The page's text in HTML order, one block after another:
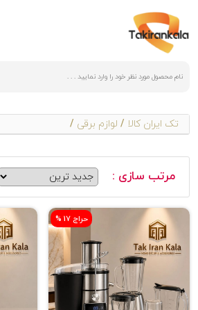
تک ایران کالا / لوازم برقی /
مرتب سازی :
% حراج 17